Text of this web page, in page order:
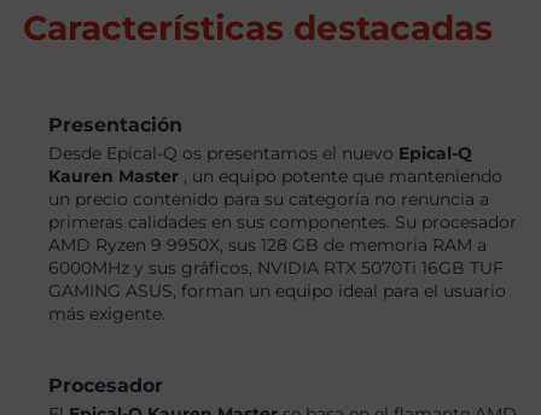
Características destacadas
Presentación
Desde Epical-Q os presentamos el nuevo Epical-Q
Kauren Master , un equipo potente que manteniendo
un precio contenido para su categoría no renuncia a
primeras calidades en sus componentes. Su procesador
AMD Ryzen 9 9950X, sus 128 GB de memoria RAM a
6000MHz y sus gráficos, NVIDIA RTX 5070Ti 16GB TUF
GAMING ASUS, forman un equipo ideal para el usuario
más exigente.
Procesador